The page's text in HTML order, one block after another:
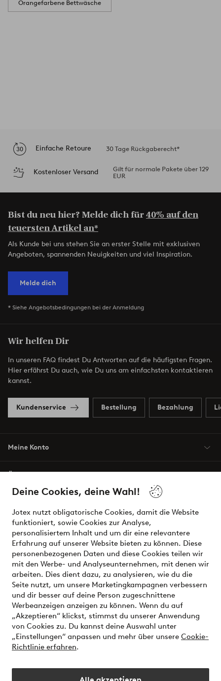
Deine Cookies, deine Wahl!
Jotex nutzt obligatorische Cookies, damit die Website
funktioniert, sowie Cookies zur Analyse,
personalisiertem Inhalt und um dir eine relevantere
Erfahrung auf unserer Website bieten zu können. Diese
personenbezogenen Daten und diese Cookies teilen wir
mit den Werbe- und Analyseunternehmen, mit denen wir
arbeiten. Dies dient dazu, zu analysieren, wie du die
Seite nutzt, um unsere Marketingkampagnen verbessern
und dir besser auf deine Person zugeschnittene
Werbeanzeigen anzeigen zu können. Wenn du auf
„Akzeptieren“ klickst, stimmst du unserer Anwendung
von Cookies zu. Du kannst deine Auswahl unter
„Einstellungen“ anpassen und mehr über unsere Cookie-
Richtlinie erfahren.
Orangefarbene Bettwäsche
Einfache Retoure 30 Tage Rückgaberecht*
Kostenloser Versand
Gilt für normale Pakete über 129
EUR
Bist du neu hier? Melde dich für40% auf den
teuersten Artikel an*
Als Kunde bei uns stehen Sie an erster Stelle mit exklusiven
Angeboten, spannenden Neuigkeiten und viel Inspiration.
Melde dich
* Siehe Angebotsbedingungen bei der Anmeldung
Wir helfen Dir
In unseren FAQ findest Du Antworten auf die häufigsten Fragen.
Hier erfährst Du auch, wie Du uns am einfachsten kontaktieren
kannst.
Kundenservice Bestellung Bezahlung
Meine Konto
Bedingungen
Sichere Zahlungen - Jetzt bezahlen oder aufteilen
Möchtest du mehr über unsere
Zahlungsmöglichkeitenerfahren?